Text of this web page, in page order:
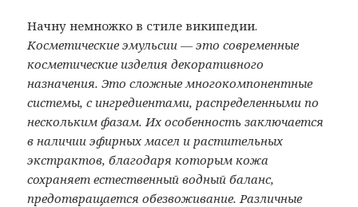
Начну немножко в стиле википедии.
Косметические эмульсии — это современные
косметические изделия декоративного
назначения. Это сложные многокомпонентные
системы, с ингредиентами, распределенными по
нескольким фазам. Их особенность заключается
в наличии эфирных масел и растительных
экстрактов, благодаря которым кожа
сохраняет естественный водный баланс,
предотвращается обезвоживание. Различные